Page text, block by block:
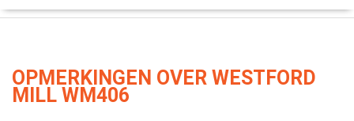
OPMERKINGEN OVER WESTFORD
MILL WM406